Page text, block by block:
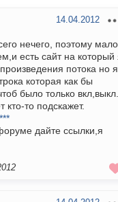
14.04.2012
нечего, поэтому мало
есть сайт на который
потока но я
которая как бы
было только
то подскажет.
дайте ссылки,я